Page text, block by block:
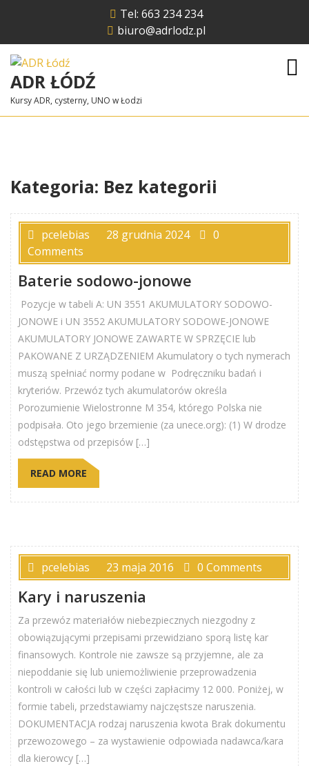
content
Tel: 663 234 234
biuro@adrlodz.pl
ADR ŁÓDŹ
Kursy ADR, cysterny, UNO w Łodzi
Kategoria: Bez kategorii
pcelebias 28 grudnia 2024
0
Comments
Baterie sodowo-jonowe
Pozycje w tabeli A: UN 3551 AKUMULATORY SODOWO-
JONOWE i UN 3552 AKUMULATORY SODOWE-JONOWE
AKUMULATORY JONOWE ZAWARTE W SPRZĘCIE lub
PAKOWANE Z URZĄDZENIEM Akumulatory o tych nymerach
muszą spełniać normy podane w Podręczniku badań i
kryteriów. Przewóz tych akumulatorów określa
Porozumienie Wielostronne M 354, którego Polska nie
podpisała. Oto jego brzemienie (za unece.org): (1) W drodze
odstępstwa od przepisów […]
READ MORE
pcelebias 23 maja 2016 0 Comments
Kary i naruszenia
Za przewóz materiałów niebezpiecznych niezgodny z
obowiązującymi przepisami przewidziano sporą listę kar
finansowych. Kontrole nie zawsze są przyjemne, ale za
niepoddanie się lub uniemożliwienie przeprowadzenia
kontroli w całości lub w części zapłacimy 12 000. Poniżej, w
formie tabeli, przedstawiamy najczęstsze naruszenia.
DOKUMENTACJA rodzaj naruszenia kwota Brak dokumentu
przewozowego – za wystawienie odpowiada nadawca/kara
dla kierowcy […]